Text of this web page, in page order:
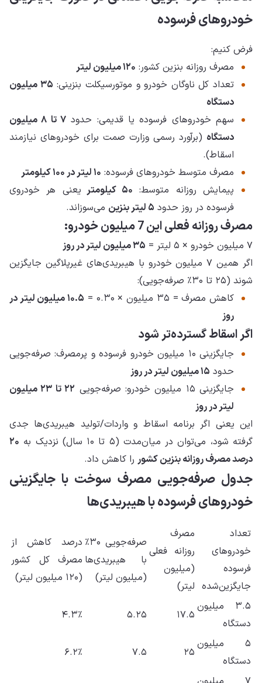
خودروهای فرسوده
فرض کنیم:
مصرف روزانه بنزین کشور: ۱۲۰ میلیون لیتر
تعداد کل ناوگان خودرو و موتورسیکلت بنزینی:
۳۵ میلیون
دستگاه
سهم خودروهای فرسوده یا قدیمی: حدود
۷ تا ۸ میلیون
دستگاه (برآورد رسمی وزارت صمت برای خودروهای نیازمند
اسقاط).
مصرف متوسط خودروهای فرسوده: ۱۰ لیتر در ۱۰۰ کیلومتر
پیمایش روزانه متوسط: ۵۰ کیلومتر
یعنی هر خودروی
فرسوده در روز حدود ۵ لیتر بنزین می‌سوزاند.
مصرف روزانه فعلی این 7 میلیون خودرو:
۷ میلیون خودرو × ۵ لیتر =
۳۵ میلیون لیتر در روز
اگر همین ۷ میلیون خودرو با هیبریدی‌های غیرپلاگین جایگزین
شوند (۲۵ تا ۳۰٪ صرفه‌جویی):
کاهش مصرف = ۳۵ میلیون × ۰.۳۰ =
۱۰.۵ میلیون لیتر در
روز
اگر اسقاط گسترده‌تر شود
جایگزینی ۱۰ میلیون خودرو فرسوده و پرمصرف: صرفه‌جویی
حدود ۱۵ میلیون لیتر در روز
جایگزینی ۱۵ میلیون خودرو: صرفه‌جویی
۲۲ تا ۲۳ میلیون
لیتر در روز
این یعنی اگر برنامه اسقاط و واردات/تولید هیبریدی‌ها جدی
گرفته شود، می‌توان در میان‌مدت (۵ تا ۱۰ سال) نزدیک به
۲۰
درصد مصرف روزانه بنزین کشور را کاهش داد.
جدول صرفه‌جویی مصرف سوخت با جایگزینی
خودروهای فرسوده با هیبریدی‌ها
تعداد
خودروهای
فرسوده
جایگزین‌شده
مصرف
روزانه فعلی
(میلیون
لیتر)
صرفه‌جویی ۳۰٪
با هیبریدی‌ها
(میلیون لیتر)
درصد کاهش از
مصرف کل کشور
(۱۲۰ میلیون لیتر)
۳.۵ میلیون
دستگاه
۱۷.۵ ۵.۲۵ ۴.۳٪
۵ میلیون
دستگاه
۲۵ ۷.۵ ۶.۲٪